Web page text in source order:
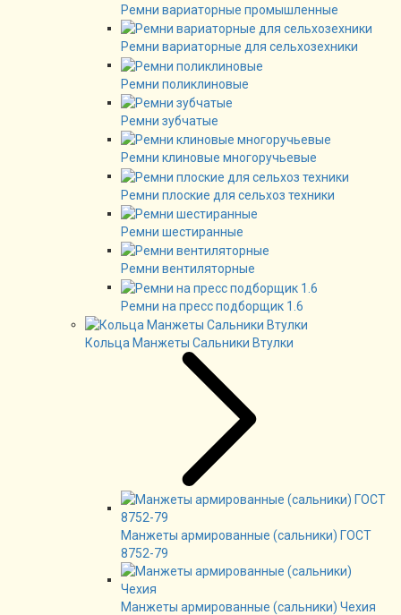
Ремни вариаторные промышленные
Ремни вариаторные для сельхозехники
Ремни поликлиновые
Ремни зубчатые
Ремни клиновые многоручьевые
Ремни плоские для сельхоз техники
Ремни шестиранные
Ремни вентиляторные
Ремни на пресс подборщик 1.6
Кольца Манжеты Сальники Втулки
Манжеты армированные (сальники) ГОСТ
8752-79
Манжеты армированные (сальники) Чехия